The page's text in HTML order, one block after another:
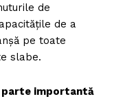
de
de a
pe toate
slabe.
parte importantă